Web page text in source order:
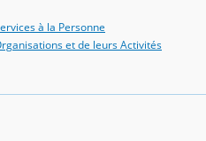
à la Personne
et de leurs Activités